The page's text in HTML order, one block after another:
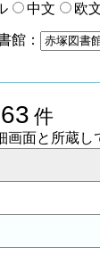
中文 欧
館：
件
面と所蔵